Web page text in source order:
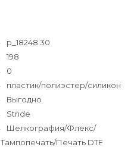
p_18248.30
198
0
пластик/полиэстер/силикон
Выгодно
Stride
Шелкография/Флекс/
Тампопечать/Печать DTF